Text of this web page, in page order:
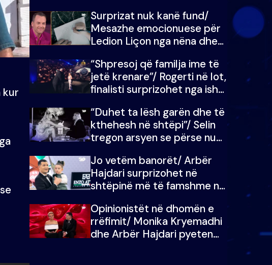
kur
mungojë zilja e mëngjesit
kur…
Surprizat nuk kanë fund/
Mesazhe emocionuese për
Ledion Liçon nga nëna dhe
i mban dot lotët: Nuk
meritoj…
“Shpresoj që familja ime të
jetë krenare”/ Rogerti në lot,
finalisti surprizohet nga ish-
“Duhet ta lësh garën dhe të
kthehesh në shtëpi”/ Selin
tregon arsyen se përse nuk
Doja ta çoja luftën time deri
në fund
Jo vetëm banorët/ Arbër
Hajdari surprizohet në
shtëpinë më të famshme në
me vajzën e tij
Opinionistët në dhomën e
rrëfimit/ Monika Kryemadhi
dhe Arbër Hajdari pyeten